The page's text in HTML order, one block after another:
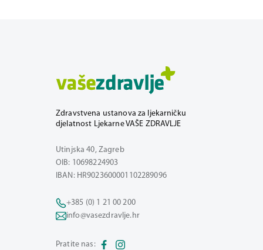
Zdravstvena ustanova za ljekarničku
djelatnost Ljekarne VAŠE ZDRAVLJE
Utinjska 40, Zagreb
OIB: 10698224903
IBAN: HR9023600001102289096
+385 (0) 1 21 00 200
info@vasezdravlje.hr
Pratite nas: